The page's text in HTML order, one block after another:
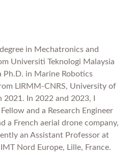
in Mechatronics and
Universiti Teknologi Malaysia
Ph.D. in Marine Robotics
LIRMM-CNRS, University of
In 2022 and 2023, I
and a Research Engineer
a French aerial drone company,
an Assistant Professor at
Nord Europe, Lille, France.